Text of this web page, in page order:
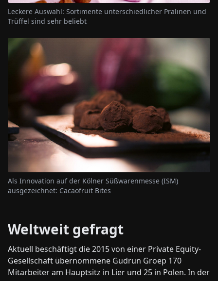
Leckere Auswahl: Sortimente unterschiedlicher Pralinen und
Trüffel sind sehr beliebt
Als Innovation auf der Kölner Süßwarenmesse (ISM)
ausgezeichnet: Cacaofruit Bites
Weltweit gefragt
Aktuell beschäftigt die 2015 von einer Private Equity-
Gesellschaft übernommene Gudrun Groep 170
Mitarbeiter am Hauptsitz in Lier und 25 in Polen. In der